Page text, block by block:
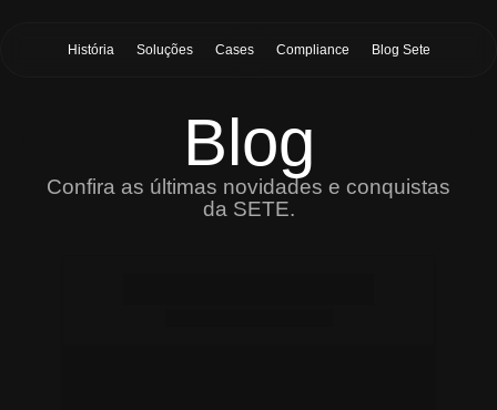
História Soluções Cases Compliance Blog Sete
Blog
Confira as últimas novidades e conquistas
da SETE.